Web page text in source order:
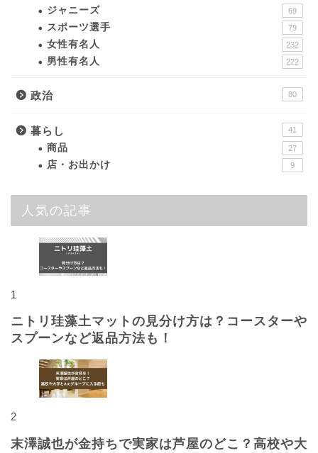
ジャニーズ 69
スポーツ選手 79
女性有名人 232
男性有名人 222
政治 80
暮らし 41
商品 27
店・お出かけ 9
人気の記事
1
ニトリ珪藻土マットの見分け方は？コースターや
スプーンなど返品方法も！
2
末澤誠也が金持ちで実家は芦屋のどこ？高校や大